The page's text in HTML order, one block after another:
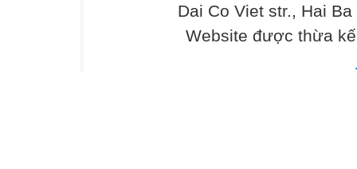
Điện trở tương đương là:Dai Co Viet str., Hai
Website được thừa